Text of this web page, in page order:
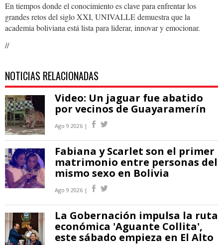
En tiempos donde el conocimiento es clave para enfrentar los
grandes retos del siglo XXI, UNIVALLE demuestra que la
academia boliviana está lista para liderar, innovar y emocionar.
//
NOTICIAS RELACIONADAS
Video: Un jaguar fue abatido
por vecinos de Guayaramerín
Ago 9 2026 |
Fabiana y Scarlet son el primer
matrimonio entre personas del
mismo sexo en Bolivia
Ago 9 2026 |
La Gobernación impulsa la ruta
económica 'Aguante Collita',
este sábado empieza en El Alto